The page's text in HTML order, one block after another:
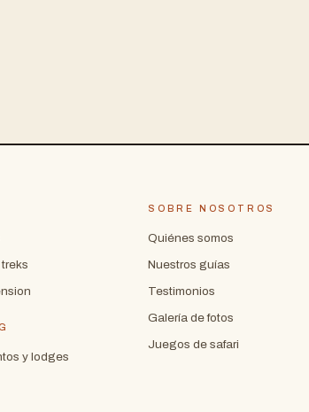
y lodges
SOBRE NOSOTROS
Quiénes somos
Nuestros guías
Testimonios
Galería de fotos
Juegos de safari